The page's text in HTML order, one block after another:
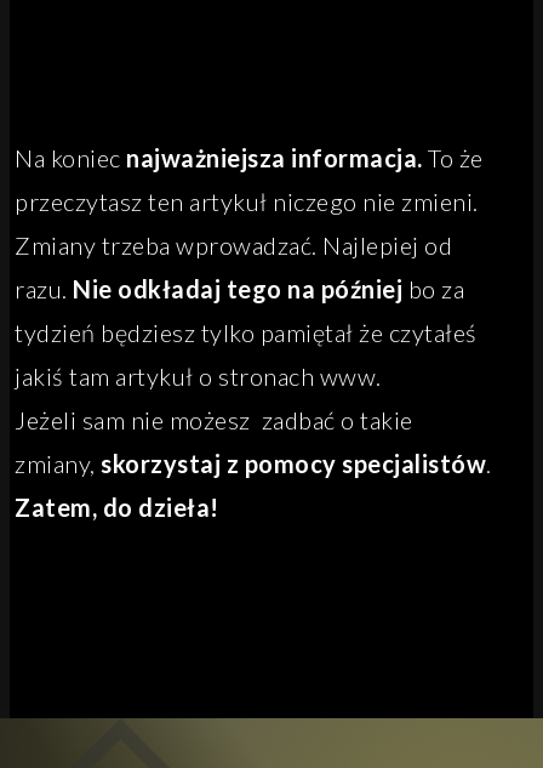
Na koniec najważniejsza informacja. To że
przeczytasz ten artykuł niczego nie zmieni.
Zmiany trzeba wprowadzać. Najlepiej od
razu. Nie odkładaj tego na później bo za
tydzień będziesz tylko pamiętał że czytałeś
jakiś tam artykuł o stronach www.
Jeżeli sam nie możesz zadbać o takie
zmiany, skorzystaj z pomocy specjalistów.
Zatem, do dzieła!